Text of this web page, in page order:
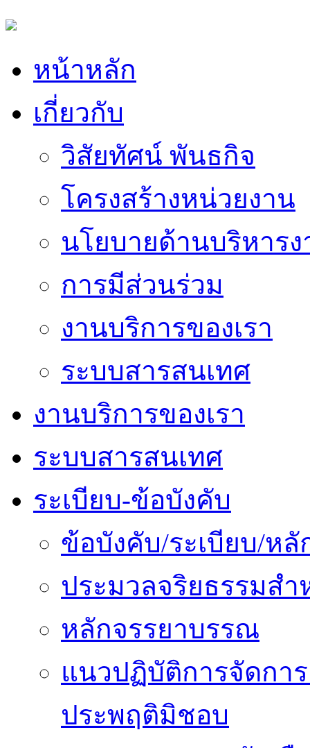
หน้าหลัก
เกี่ยวกับ
วิสัยทัศน์ พันธกิจ
โครงสร้างหน่วยงาน
นโยบายด้านบริหาร
การมีส่วนร่วม
งานบริการของเรา
ระบบสารสนเทศ
งานบริการของเรา
ระบบสารสนเทศ
ระเบียบ-ข้อบังคับ
ข้อบังคับ/ระเบียบ/ห
ประมวลจริยธรรมส
หลักจรรยาบรรณ
แนวปฏิบัติการจัดการ
ประพฤติมิชอบ